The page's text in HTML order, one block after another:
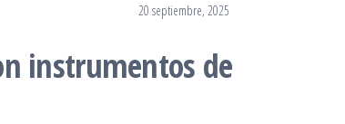
20 septiembre, 2025
instrumentos de